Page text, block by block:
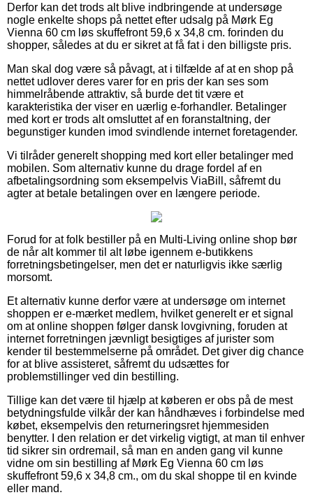
Derfor kan det trods alt blive indbringende at undersøge
nogle enkelte shops på nettet efter udsalg på Mørk Eg
Vienna 60 cm løs skuffefront 59,6 x 34,8 cm. forinden du
shopper, således at du er sikret at få fat i den billigste pris.
Man skal dog være så påvagt, at i tilfælde af at en shop på
nettet udlover deres varer for en pris der kan ses som
himmelråbende attraktiv, så burde det tit være et
karakteristika der viser en uærlig e-forhandler. Betalinger
med kort er trods alt omsluttet af en foranstaltning, der
begunstiger kunden imod svindlende internet foretagender.
Vi tilråder generelt shopping med kort eller betalinger med
mobilen. Som alternativ kunne du drage fordel af en
afbetalingsordning som eksempelvis ViaBill, såfremt du
agter at betale betalingen over en længere periode.
Forud for at folk bestiller på en Multi-Living online shop bør
de når alt kommer til alt løbe igennem e-butikkens
forretningsbetingelser, men det er naturligvis ikke særlig
morsomt.
Et alternativ kunne derfor være at undersøge om internet
shoppen er e-mærket medlem, hvilket generelt er et signal
om at online shoppen følger dansk lovgivning, foruden at
internet forretningen jævnligt besigtiges af jurister som
kender til bestemmelserne på området. Det giver dig chance
for at blive assisteret, såfremt du udsættes for
problemstillinger ved din bestilling.
Tillige kan det være til hjælp at køberen er obs på de mest
betydningsfulde vilkår der kan håndhæves i forbindelse med
købet, eksempelvis den returneringsret hjemmesiden
benytter. I den relation er det virkelig vigtigt, at man til enhver
tid sikrer sin ordremail, så man en anden gang vil kunne
vidne om sin bestilling af Mørk Eg Vienna 60 cm løs
skuffefront 59,6 x 34,8 cm., om du skal shoppe til en kvinde
eller mand.